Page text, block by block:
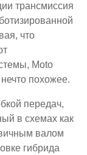
трансмиссия
что
Moto
похожее.
передач,
в схемах как
валом
гибрида